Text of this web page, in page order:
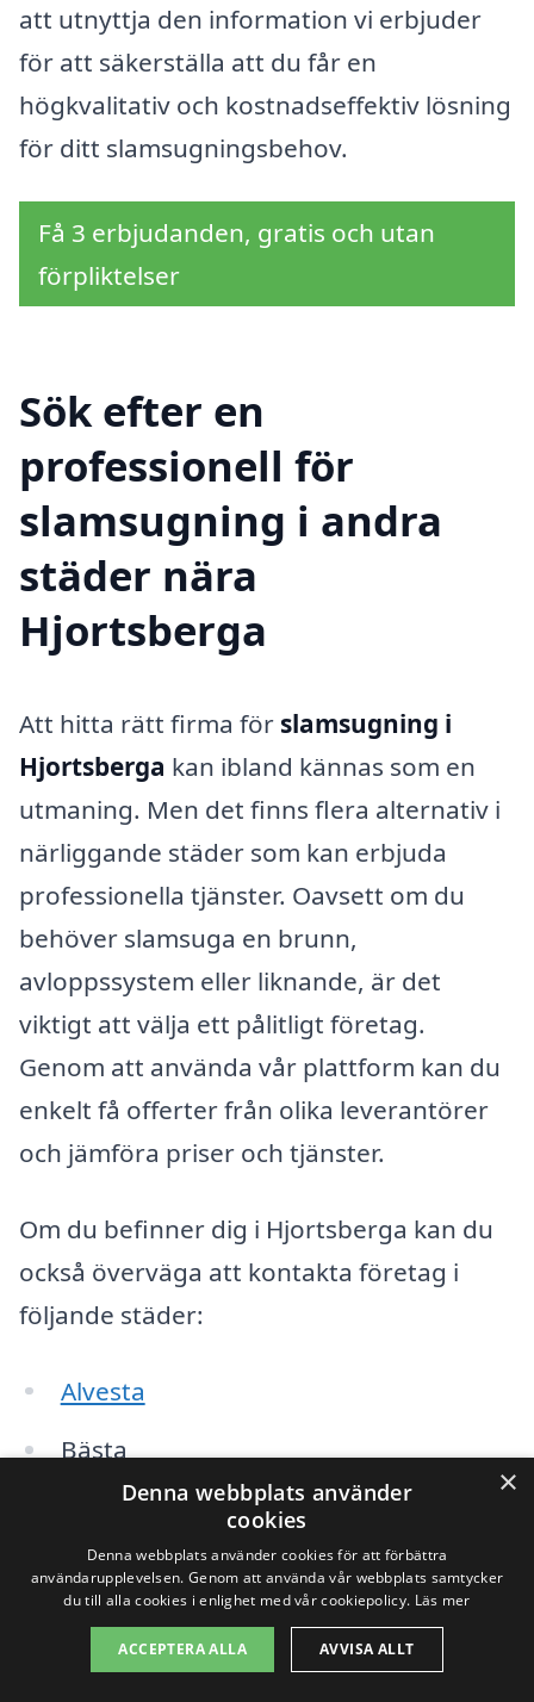
att utnyttja den information vi erbjuder
för att säkerställa att du får en
högkvalitativ och kostnadseffektiv lösning
för ditt slamsugningsbehov.
Få 3 erbjudanden, gratis och utan
förpliktelser
Sök efter en
professionell för
slamsugning i andra
städer nära
Hjortsberga
Att hitta rätt firma för slamsugning i
Hjortsberga kan ibland kännas som en
utmaning. Men det finns flera alternativ i
närliggande städer som kan erbjuda
professionella tjänster. Oavsett om du
behöver slamsuga en brunn,
avloppssystem eller liknande, är det
viktigt att välja ett pålitligt företag.
Genom att använda vår plattform kan du
enkelt få offerter från olika leverantörer
och jämföra priser och tjänster.
Om du befinner dig i Hjortsberga kan du
också överväga att kontakta företag i
följande städer:
Alvesta
Bästa
Kyrkerud
Lammhult
Moheda
×
Denna webbplats använder
cookies
Denna webbplats använder cookies för att förbättra
användarupplevelsen. Genom att använda vår webbplats samtycker
du till alla cookies i enlighet med vår cookiepolicy. Läs mer
ACCEPTERA ALLA AVVISA ALLT